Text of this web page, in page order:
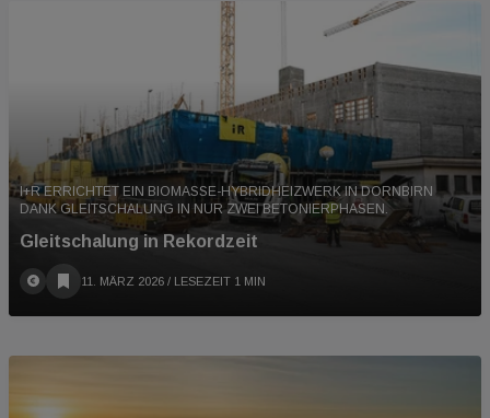
I+R ERRICHTET EIN BIOMASSE-HYBRIDHEIZWERK IN DORNBIRN
DANK GLEITSCHALUNG IN NUR ZWEI BETONIERPHASEN.
Gleitschalung in Rekordzeit
11. MÄRZ 2026 / LESEZEIT 1 MIN